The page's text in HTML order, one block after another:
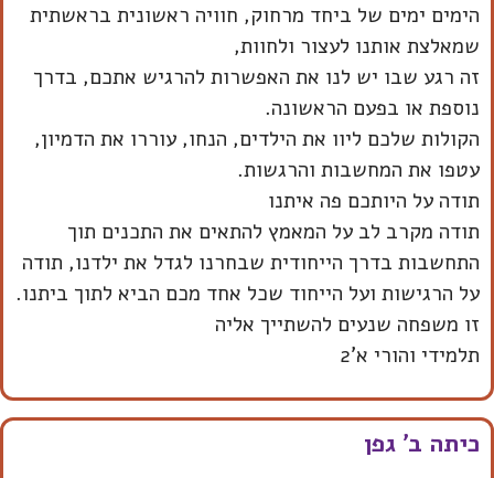
הימים ימים של ביחד מרחוק, חוויה ראשונית בראשתית
שמאלצת אותנו לעצור ולחוות,
זה רגע שבו יש לנו את האפשרות להרגיש אתכם, בדרך
נוספת או בפעם הראשונה.
הקולות שלכם ליוו את הילדים, הנחו, עוררו את הדמיון,
עטפו את המחשבות והרגשות.
תודה על היותכם פה איתנו
תודה מקרב לב על המאמץ להתאים את התכנים תוך
התחשבות בדרך הייחודית שבחרנו לגדל את ילדנו, תודה
על הרגישות ועל הייחוד שכל אחד מכם הביא לתוך ביתנו.
זו משפחה שנעים להשתייך אליה
תלמידי והורי א'2
כיתה ב' גפן